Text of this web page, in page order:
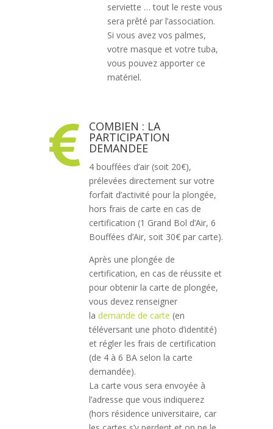
serviette … tout le reste vous
sera prêté par l’association.
Si vous avez vos palmes,
votre masque et votre tuba,
vous pouvez apporter ce
matériel.
 COMBIEN : LA
PARTICIPATION
DEMANDEE
4 bouffées d’air (soit 20€),
prélevées directement sur votre
forfait d’activité pour la plongée,
hors frais de carte en cas de
certification (1 Grand Bol d’Air, 6
Bouffées d’Air, soit 30€ par carte).
Après une plongée de
certification, en cas de réussite et
pour obtenir la carte de plongée,
vous devez renseigner
la demande de carte (en
téléversant une photo d’identité)
et régler les frais de certification
(de 4 à 6 BA selon la carte
demandée).
La carte vous sera envoyée à
l’adresse que vous indiquerez
(hors résidence universitaire, car